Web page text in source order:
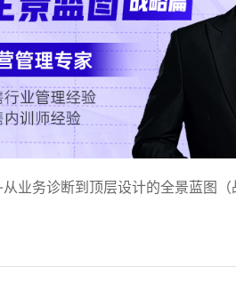
业务诊断到顶层设计的全景蓝图（